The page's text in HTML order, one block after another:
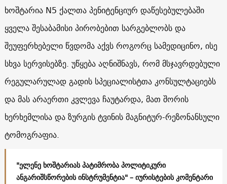
ხოშტარია N5 ქალთა პენიტენციურ დაწესებულებაში
ყველა შესაბამისი პირობებით სარგებლობს და
შეუფერხებელი წვდომა აქვს როგორც სამედიცინო, ისე
სხვა სერვისებზე. უწყება აღნიშნავს, რომ მსჯავრდებული
რეგულარულად გადის სპეციალისტთა კონსულტაციებს
და მას არაერთი კვლევა ჩაუტარდა, მათ შორის
ხერხემლისა და ზურგის ტვინის მაგნიტურ-რეზონანსული
ტომოგრაფია.
"ელენე ხოშტარიას პატიმრობა პოლიტიკური
ანგარიშსწორების ინსტრუმენტია" – იურისტების კომენტარი